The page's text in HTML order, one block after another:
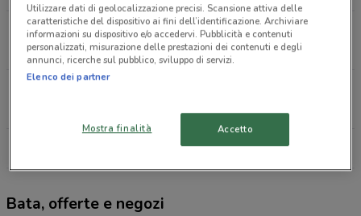
Via Trieste 15 Cortenuova
23.9 km
CHIUSO
Tutti i negozi Bata
Bata, offerte e negozi
Utilizzare dati di geolocalizzazione precisi. Scansione attiva delle
caratteristiche del dispositivo ai fini dell’identificazione. Archiviare
informazioni su dispositivo e/o accedervi. Pubblicità e contenuti
personalizzati, misurazione delle prestazioni dei contenuti e degli
annunci, ricerche sul pubblico, sviluppo di servizi.
Elenco dei partner
Mostra finalità Accetto